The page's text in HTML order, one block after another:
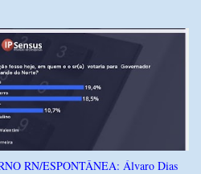
ao setor. Além das atividades
cultural. No dia 20 de
o show de humor com Mução,
de Vê Barreto. A Frut & Tec
de Irrigação do Baixo Açu como
promovendo conhecimento,
o desenvolvimento do agronegócio
RN/ESPONTÂNEA: Álvaro Dias